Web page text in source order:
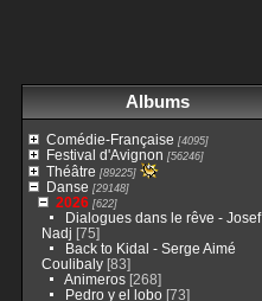
Albums
Comédie-Française [4095]
Festival d'Avignon [56246]
Théâtre [89225]
Danse [29148]
2026[622]
Dialogues dans le rêve - Josef
Nadj [75]
Back to Kidal - Serge Aimé
Coulibaly[83]
Animeros[268]
Pedro y el lobo[73]